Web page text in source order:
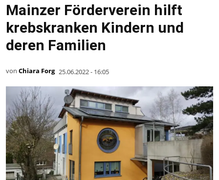
Mainzer Förderverein hilft
krebskranken Kindern und
deren Familien
von Chiara Forg 25.06.2022 - 16:05